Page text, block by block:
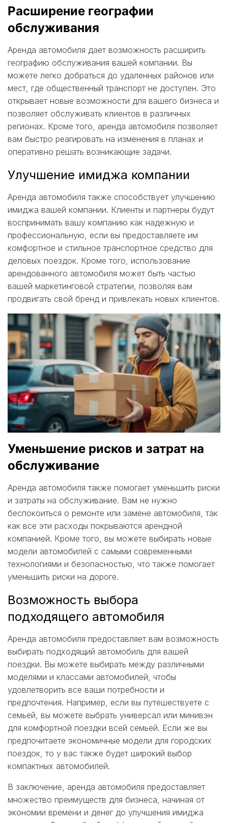
Расширение географии
обслуживания
Аренда автомобиля дает возможность расширить
географию обслуживания вашей компании. Вы
можете легко добраться до удаленных районов или
мест, где общественный транспорт не доступен. Это
открывает новые возможности для вашего бизнеса и
позволяет обслуживать клиентов в различных
регионах. Кроме того, аренда автомобиля позволяет
вам быстро реагировать на изменения в планах и
оперативно решать возникающие задачи.
Улучшение имиджа компании
Аренда автомобиля также способствует улучшению
имиджа вашей компании. Клиенты и партнеры будут
воспринимать вашу компанию как надежную и
профессиональную, если вы предоставляете им
комфортное и стильное транспортное средство для
деловых поездок. Кроме того, использование
арендованного автомобиля может быть частью
вашей маркетинговой стратегии, позволяя вам
продвигать свой бренд и привлекать новых клиентов.
Уменьшение рисков и затрат на
обслуживание
Аренда автомобиля также помогает уменьшить риски
и затраты на обслуживание. Вам не нужно
беспокоиться о ремонте или замене автомобиля, так
как все эти расходы покрываются арендной
компанией. Кроме того, вы можете выбирать новые
модели автомобилей с самыми современными
технологиями и безопасностью, что также помогает
уменьшить риски на дороге.
Возможность выбора
подходящего автомобиля
Аренда автомобиля предоставляет вам возможность
выбирать подходящий автомобиль для вашей
поездки. Вы можете выбирать между различными
моделями и классами автомобилей, чтобы
удовлетворить все ваши потребности и
предпочтения. Например, если вы путешествуете с
семьей, вы можете выбрать универсал или минивэн
для комфортной поездки всей семьей. Если же вы
предпочитаете экономичные модели для городских
поездок, то у вас также будет широкий выбор
компактных автомобилей.
В заключение, аренда автомобиля предоставляет
множество преимуществ для бизнеса, начиная от
экономии времени и денег до улучшения имиджа